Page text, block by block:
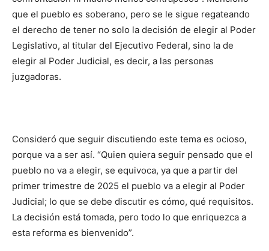
que el pueblo es soberano, pero se le sigue regateando
el derecho de tener no solo la decisión de elegir al Poder
Legislativo, al titular del Ejecutivo Federal, sino la de
elegir al Poder Judicial, es decir, a las personas
juzgadoras.
Consideró que seguir discutiendo este tema es ocioso,
porque va a ser así. “Quien quiera seguir pensado que el
pueblo no va a elegir, se equivoca, ya que a partir del
primer trimestre de 2025 el pueblo va a elegir al Poder
Judicial; lo que se debe discutir es cómo, qué requisitos.
La decisión está tomada, pero todo lo que enriquezca a
esta reforma es bienvenido”.